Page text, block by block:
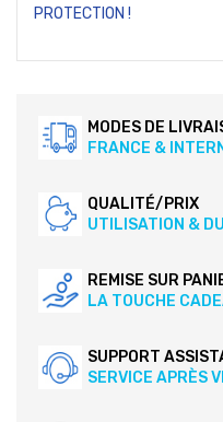
PROTECTION !
MODES DE
FRANCE &
QUALITÉ/PRIX
UTILISATION &
REMISE SUR
LA TOUCHE
SUPPORT
SERVICE APRÈS